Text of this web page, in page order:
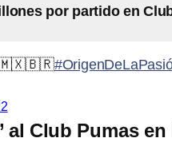
por partido en
🇲🇽🇧🇷
al Club Pumas